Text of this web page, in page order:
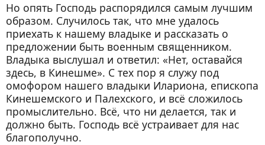
Но опять Господь распорядился самым лучшим
образом. Случилось так, что мне удалось
приехать к нашему владыке и рассказать о
предложении быть военным священником.
Владыка выслушал и ответил: «Нет, оставайся
здесь, в Кинешме». С тех пор я служу под
омофором нашего владыки Илариона, епископа
Кинешемского и Палехского, и всё сложилось
промыслительно. Всё, что ни делается, так и
должно быть. Господь всё устраивает для нас
благополучно.